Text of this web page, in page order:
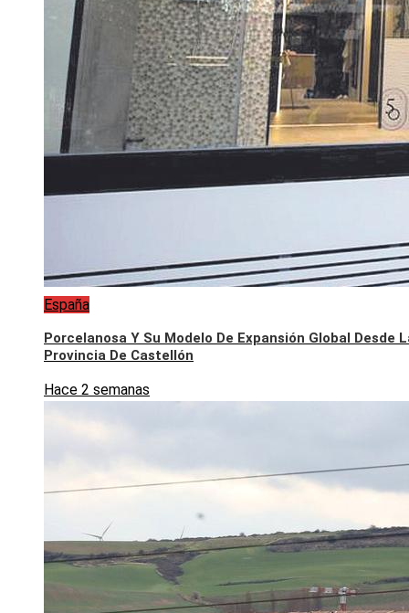
España
Porcelanosa Y Su Modelo De Expansión Global Desde
Provincia De Castellón
Hace 2 semanas